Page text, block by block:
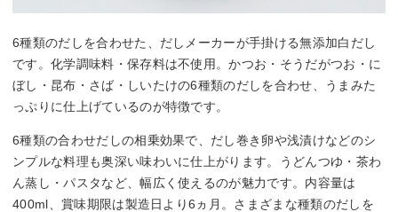
6種類のだしを合わせた、だしメーカーが手掛ける無添加白だし
です。化学調味料・保存料は不使用。かつお・そうだがつお・に
ぼし・昆布・さば・しいたけの6種類のだしを合わせ、うまみた
っぷりに仕上げているのが特徴です。
6種類の合わせだしの相乗効果で、だし巻き卵や浅漬けなどのシ
ンプルな料理も奥深い味わいに仕上がります。うどんつゆ・茶わ
ん蒸し・パスタなど、幅広く使えるのが魅力です。内容量は
400ml、賞味期限は製造日より6ヵ月。さまざまな種類のだしを